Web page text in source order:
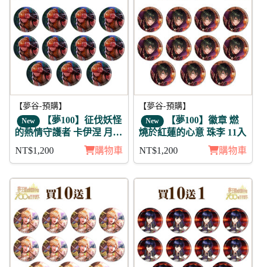
【夢谷-預購】
New 【夢100】征伐妖怪
的熱情守護者 卡伊涅 月覺
NT$1,200 購物車
【夢谷-預購】
New 【夢100】徽章 燃
燒於紅蓮的心意 珠李 11入
NT$1,200
購物車